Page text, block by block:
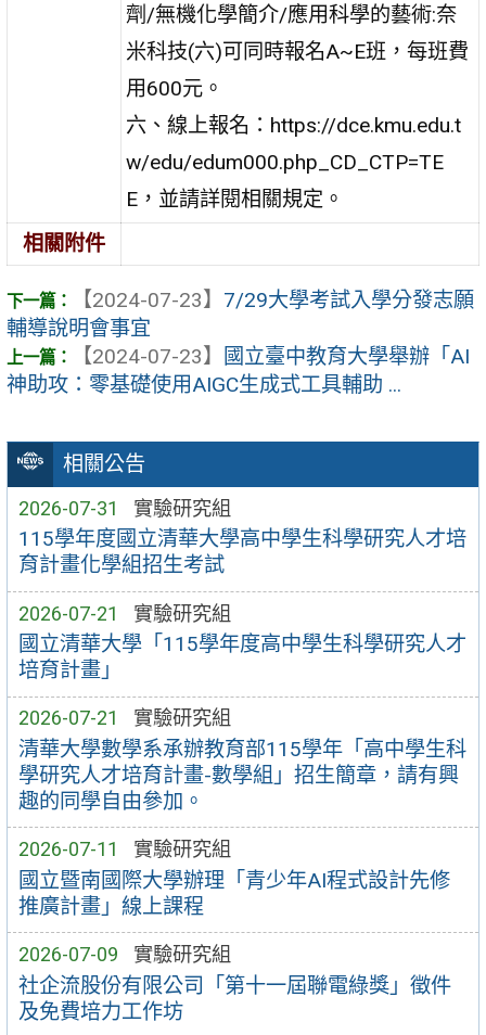
相關公告
2026-07-31 實驗研究組
115學年度國立清華大學高中學生科學研究人才培
育計畫化學組招生考試
2026-07-21 實驗研究組
國立清華大學「115學年度高中學生科學研究人才
培育計畫」
2026-07-21 實驗研究組
清華大學數學系承辦教育部115學年「高中學生科
學研究人才培育計畫-數學組」招生簡章，請有興
趣的同學自由參加。
2026-07-11 實驗研究組
國立暨南國際大學辦理「青少年AI程式設計先修
推廣計畫」線上課程
2026-07-09 實驗研究組
社企流股份有限公司「第十一屆聯電綠獎」徵件
及免費培力工作坊
劑/無機化學簡介/應用科學的藝術:奈
米科技(六)可同時報名A~E班，每班費
用600元。
六、線上報名：https://dce.kmu.edu.t
w/edu/edum000.php_CD_CTP=TE
E，並請詳閱相關規定。
相關附件
【2024-07-23】 7/29大學考試入學分發志願
輔導說明會事宜
【2024-07-23】
國立臺中教育大學舉辦「AI
神助攻：零基礎使用AIGC生成式工具輔助 ...